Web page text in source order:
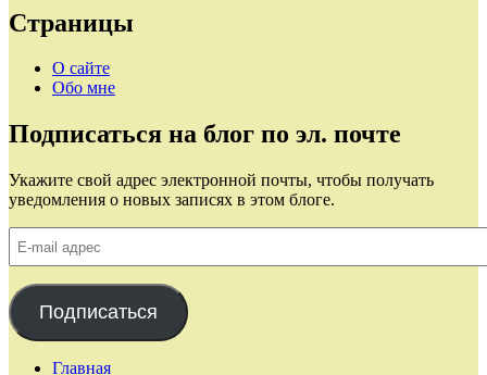
Страницы
О сайте
Обо мне
Подписаться на блог по эл. почте
Укажите свой адрес электронной почты, чтобы получать
уведомления о новых записях в этом блоге.
mail
Подписаться
Главная